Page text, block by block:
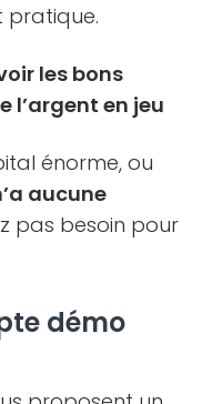
pratique.
les bons
l’argent en jeu
énorme, ou
aucune
pas besoin pour
démo